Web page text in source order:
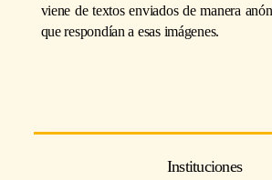
viene de textos enviados de manera
que respondían a esas imágenes.
Instituciones